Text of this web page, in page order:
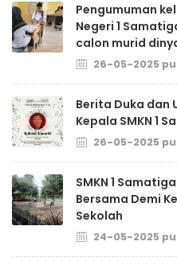
Pengumuman
Negeri 1
calon murid
26-05-2025
Berita Duka dan
Kepala SMKN 1
26-05-2025
SMKN 1
Bersama Demi
Sekolah
24-05-2025